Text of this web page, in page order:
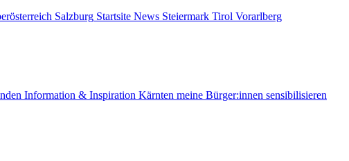
Salzburg Startsite News Steiermark Tirol Vorarlberg
Information & Inspiration Kärnten meine Bürger:innen sensibilisieren